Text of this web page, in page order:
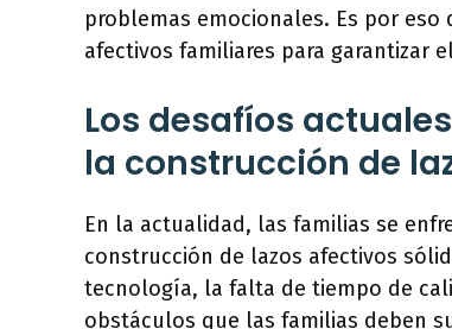
problemas emocionales. Es por
afectivos familiares para garantizar
Los desafíos
la construcción de
En la actualidad, las familias se
construcción de lazos afectivos
tecnología, la falta de tiempo de
obstáculos que las familias deben